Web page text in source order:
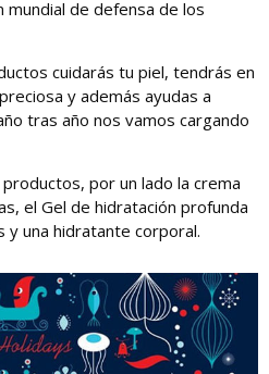
mundial de defensa de los
cuidarás tu piel, tendrás en
y además ayudas a
tras año nos vamos cargando
por un lado la crema
el Gel de hidratación profunda
una hidratante corporal.